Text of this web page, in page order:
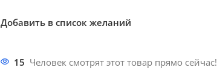
Добавить в список желаний
15 Человек смотрят этот товар прямо сейчас!